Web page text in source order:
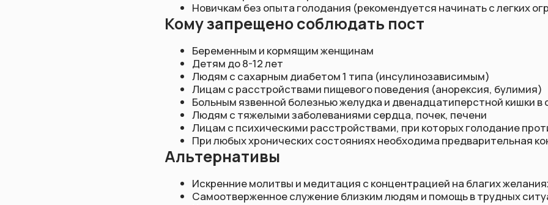
Искренние молитвы и медитация с концентрацией на благих желаниях и целях
Самоотверженное служение близким людям и помощь в трудных ситуациях
Чтение священных текстов и мантр для очищения от негативных воздействий
Совершение благотворительности с намерением исполнения праведных
Практика прощения и освобождения от обид для духовного очищения
Соблюдение Камада Экадаши — это путь к внутреннему очищению и духовному росту.
помнить, что искренность намерений важнее строгости соблюдения правил, а забота о
здоровье должна оставаться приоритетом на этом пути самосовершенствования.